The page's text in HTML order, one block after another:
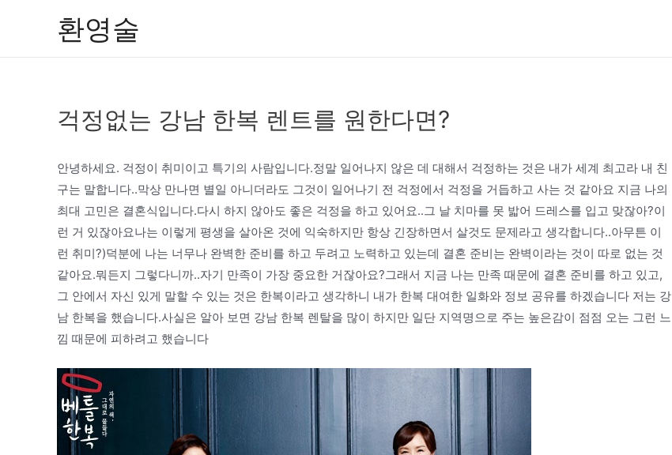
환영술
걱정없는 강남 한복 렌트를 원한다면?
안녕하세요. 걱정이 취미이고 특기의 사람입니다.정말 일어나지 않은 데 대해서 걱정하는 것은 내가 세계 최고라 내 친
구는 말합니다..막상 만나면 별일 아니더라도 그것이 일어나기 전 걱정에서 걱정을 거듭하고 사는 것 같아요 지금 나의
최대 고민은 결혼식입니다.다시 하지 않아도 좋은 걱정을 하고 있어요..그 날 치마를 못 밟어 드레스를 입고 맞잖아?이
런 거 있잖아요나는 이렇게 평생을 살아온 것에 익숙하지만 항상 긴장하면서 살것도 문제라고 생각합니다..아무튼 이
런 취미?)덕분에 나는 너무나 완벽한 준비를 하고 두려고 노력하고 있는데 결혼 준비는 완벽이라는 것이 따로 없는 것
같아요.뭐든지 그렇다니까..자기 만족이 가장 중요한 거잖아요?그래서 지금 나는 만족 때문에 결혼 준비를 하고 있고,
그 안에서 자신 있게 말할 수 있는 것은 한복이라고 생각하니 내가 한복 대여한 일화와 정보 공유를 하겠습니다 저는 강
남 한복을 했습니다.사실은 알아 보면 강남 한복 렌탈을 많이 하지만 일단 지역명으로 주는 높은감이 점점 오는 그런 느
낌 때문에 피하려고 했습니다